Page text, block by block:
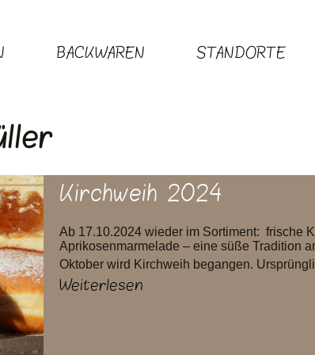
BACKWAREN STANDORTE
Kirchweih 2024
Ab 17.10.2024 wieder im Sortiment: frische
Aprikosenmarmelade – eine süße Tradition
Oktober wird Kirchweih begangen.
Weiterlesen